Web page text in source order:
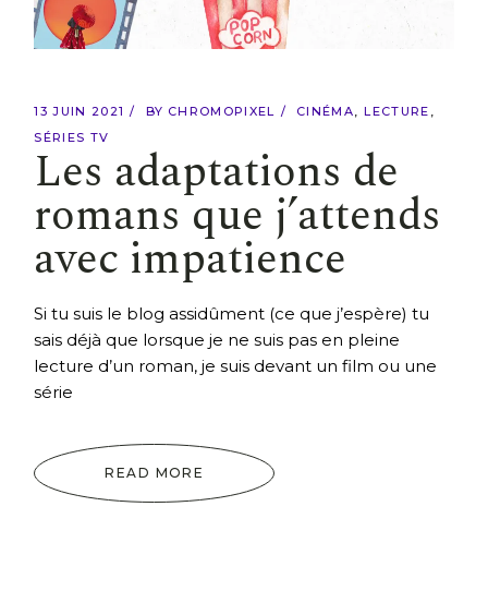
13 JUIN 2021 BY CHROMOPIXEL CINÉMA
LECTURE
SÉRIES TV
Les adaptations de
romans que j’attends
avec impatience
Si tu suis le blog assidûment (ce que j’espère) tu
sais déjà que lorsque je ne suis pas en pleine
lecture d’un roman, je suis devant un film ou une
série
READ MORE